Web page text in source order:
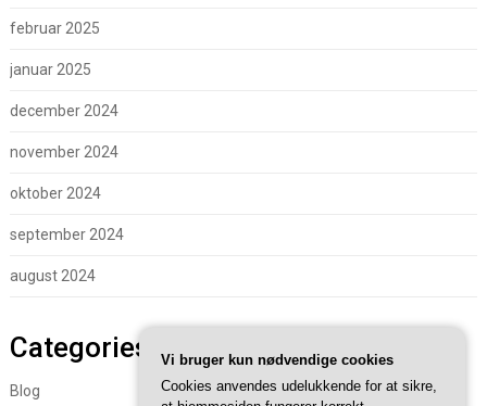
februar 2025
januar 2025
december 2024
november 2024
oktober 2024
september 2024
august 2024
Categories
Blog
Vi bruger kun nødvendige cookies
Cookies anvendes udelukkende for at sikre,